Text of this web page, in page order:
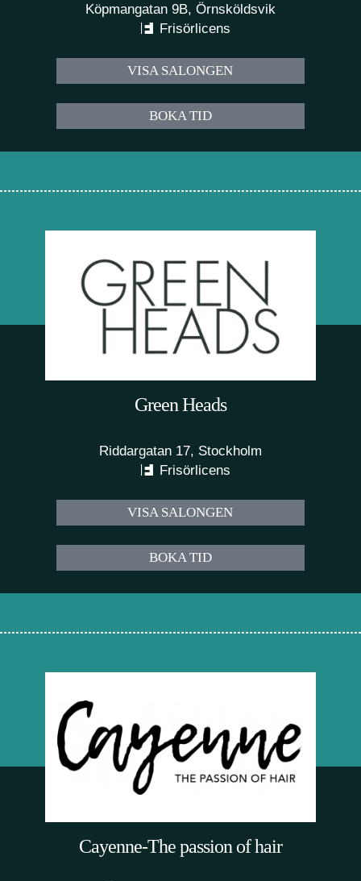
Köpmangatan 9B, Örnsköldsvik
Frisörlicens
VISA SALONGEN
BOKA TID
Green Heads
Riddargatan 17, Stockholm
Frisörlicens
VISA SALONGEN
BOKA TID
Cayenne-The passion of hair